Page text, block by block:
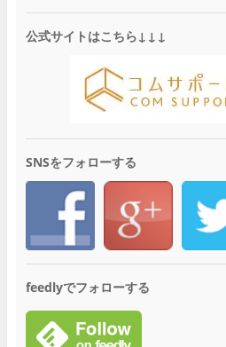
公式サイトはこちら↓↓↓
SNSをフォローする
feedlyでフォローする